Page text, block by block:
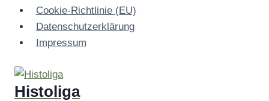
Cookie-Richtlinie (EU)
Datenschutzerklärung
Impressum
Histoliga